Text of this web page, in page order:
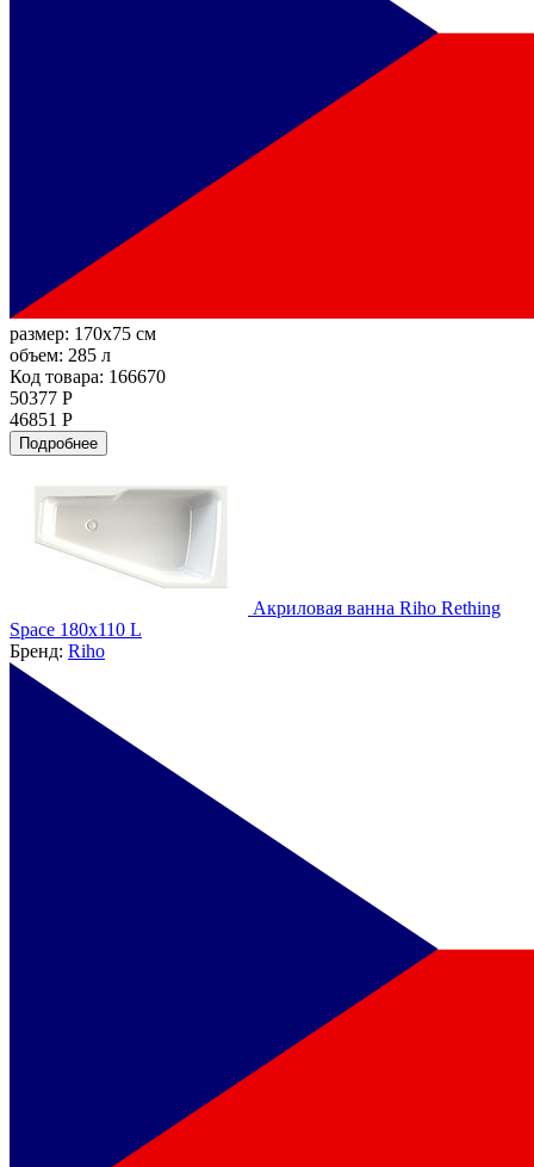
размер: 170x75 см
объем: 285 л
Код товара: 166670
50377 Р
46851 Р
Подробнее
Акриловая ванна Riho Rething
Space 180х110 L
Бренд: Riho